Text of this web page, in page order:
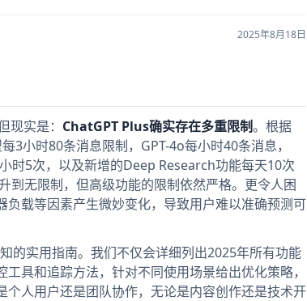
2025年8月18日
实是： ChatGPT Plus确实存在多重限制。根据
3小时80条消息限制，GPT-4o每小时40条消息，
时5次，以及新增的Deep Research功能每天10次
到无限制，但高级功能的限制依然严格。更令人困
载等因素产生微妙变化，导致用户难以准确预测可
的实用指南。我们不仅会详细列出2025年所有功能
具和追踪方法，针对不同使用场景给出优化策略，
人用户还是团队协作，无论是内容创作还是技术开